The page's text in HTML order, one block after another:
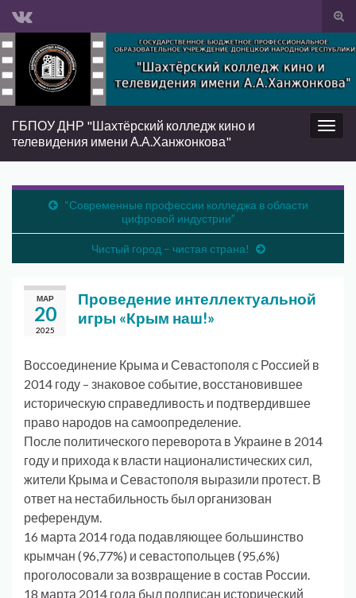
Вкл/
Search for:
Вкл/
ГБПОУ ДНР "Шахтёрский колледж кино и
телевидения имени А.А.Ханжонкова"
“Современные профессии колледжа в области
цифровой индустрии”
Чистый город – чистая страна!
МАР
20
2025
Проведение интеллектуальной
игры «Крым наш!»
Воссоединение Крыма и Севастополя с Россией в
2014 году – знаковое событие, восстановившее
историческую справедливость и подтвердившее
право народов на самоопределение.
После политического переворота в Украине в 2014
году и прихода к власти националистических сил,
жители Крыма и Севастополя выразили протест. В
ответ на нестабильность был организован
референдум.
16 марта 2014 года подавляющее большинство
крымчан (96,77%) и севастопольцев (95,6%)
проголосовали за возвращение в состав России.
18 марта 2014 года был подписан исторический